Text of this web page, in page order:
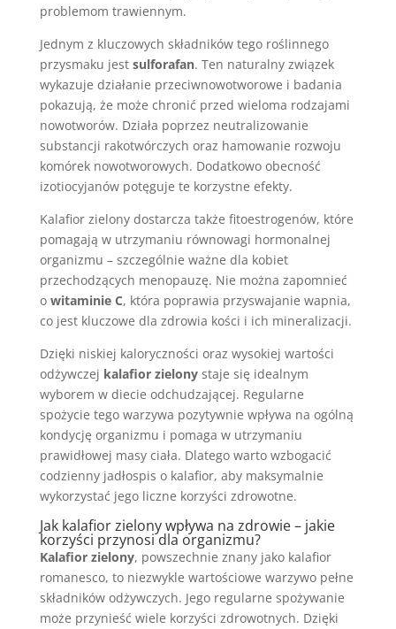
problemom trawiennym.
Jednym z kluczowych składników tego roślinnego
przysmaku jest sulforafan. Ten naturalny związek
wykazuje działanie przeciwnowotworowe i badania
pokazują, że może chronić przed wieloma rodzajami
nowotworów. Działa poprzez neutralizowanie
substancji rakotwórczych oraz hamowanie rozwoju
komórek nowotworowych. Dodatkowo obecność
izotiocyjanów potęguje te korzystne efekty.
Kalafior zielony dostarcza także fitoestrogenów, które
pomagają w utrzymaniu równowagi hormonalnej
organizmu – szczególnie ważne dla kobiet
przechodzących menopauzę. Nie można zapomnieć
o witaminie C, która poprawia przyswajanie wapnia,
co jest kluczowe dla zdrowia kości i ich mineralizacji.
Dzięki niskiej kaloryczności oraz wysokiej wartości
odżywczej kalafior zielonystaje się idealnym
wyborem w diecie odchudzającej. Regularne
spożycie tego warzywa pozytywnie wpływa na ogólną
kondycję organizmu i pomaga w utrzymaniu
prawidłowej masy ciała. Dlatego warto wzbogacić
codzienny jadłospis o kalafior, aby maksymalnie
wykorzystać jego liczne korzyści zdrowotne.
Jak kalafior zielony wpływa na zdrowie – jakie
korzyści przynosi dla organizmu?
Kalafior zielony, powszechnie znany jako kalafior
romanesco, to niezwykle wartościowe warzywo pełne
składników odżywczych. Jego regularne spożywanie
może przynieść wiele korzyści zdrowotnych. Dzięki